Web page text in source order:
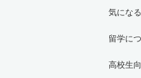
気にな
留学に
高校生